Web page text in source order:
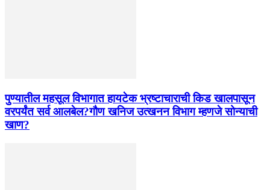
पुण्यातील महसूल विभागात हायटेक भ्रष्टाचाराची किड खालपासून
वरपर्यंत सर्व आलबेल?गौण खनिज उत्खनन विभाग म्हणजे सोन्याची
खाण?